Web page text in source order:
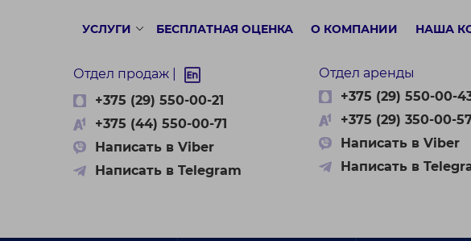
УСЛУГИ БЕСПЛАТНАЯ ОЦЕНКА О КОМПАНИИ НАША
Отдел продаж |
+375 (29) 550-00-21
+375 (44) 550-00-71
Написать в Viber
Написать в Telegram
Отдел аренды
+375 (29) 550-00-
+375 (29) 350-00-
Написать в Viber
Написать в